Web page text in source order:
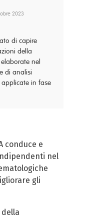
2023
di capire
della
nel
di analisi
in fase
conduce e
nel
gli